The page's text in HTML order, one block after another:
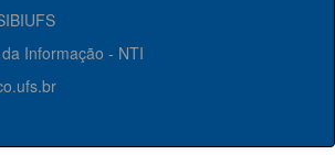
Informação - NTI